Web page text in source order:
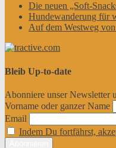
Die neuen „Soft-
Hundewanderung für
Auf dem Westweg
Bleib Up-to-date
Abonniere unser Newsletter
Vorname oder ganzer Name
Email
Indem Du fortfährst,